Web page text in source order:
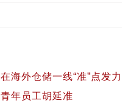
在海外仓储一线“准”点发
青年员工胡延准